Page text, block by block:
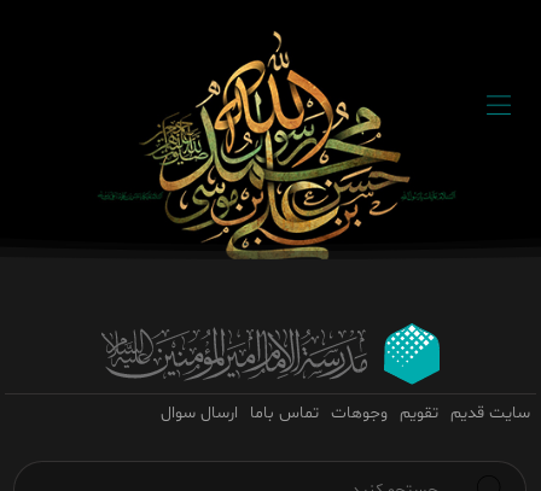
سایت قدیم تقویم وجوهات تماس باما ارسال سوال